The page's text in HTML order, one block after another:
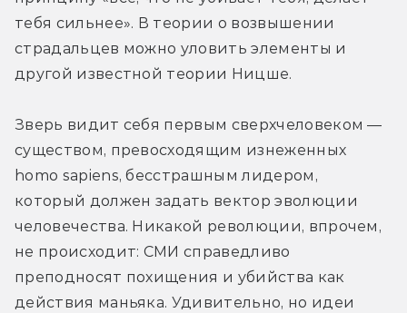
тебя сильнее». В теории о возвышении
страдальцев можно уловить элементы и
другой известной теории Ницше.
Зверь видит себя первым сверхчеловеком —
существом, превосходящим изнеженных
homo sapiens, бесстрашным лидером,
который должен задать вектор эволюции
человечества. Никакой революции, впрочем,
не происходит: СМИ справедливо
преподносят похищения и убийства как
действия маньяка. Удивительно, но идеи